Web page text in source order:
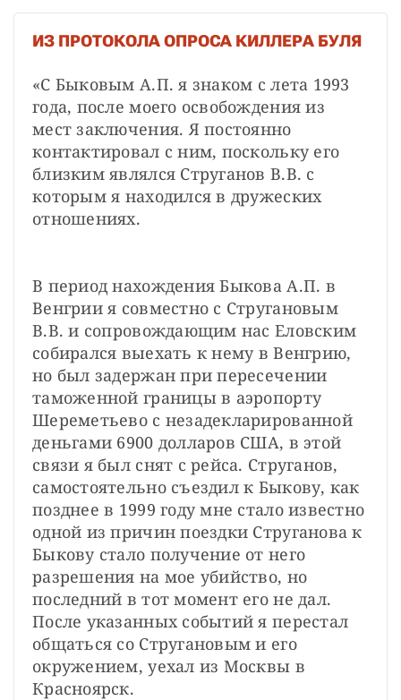
ИЗ ПРОТОКОЛА ОПРОСА КИЛЛЕРА БУЛЯ
«С Быковым А.П. я знаком с лета 1993
года, после моего освобождения из
мест заключения. Я постоянно
контактировал с ним, поскольку его
близким являлся Струганов В.В. с
которым я находился в дружеских
отношениях.
В период нахождения Быкова А.П. в
Венгрии я совместно с Стругановым
В.В. и сопровождающим нас Еловским
собирался выехать к нему в Венгрию,
но был задержан при пересечении
таможенной границы в аэропорту
Шереметьево с незадекларированной
деньгами 6900 долларов США, в этой
связи я был снят с рейса. Струганов,
самостоятельно съездил к Быкову, как
позднее в 1999 году мне стало известно
одной из причин поездки Струганова к
Быкову стало получение от него
разрешения на мое убийство, но
последний в тот момент его не дал.
После указанных событий я перестал
общаться со Стругановым и его
окружением, уехал из Москвы в
Красноярск.